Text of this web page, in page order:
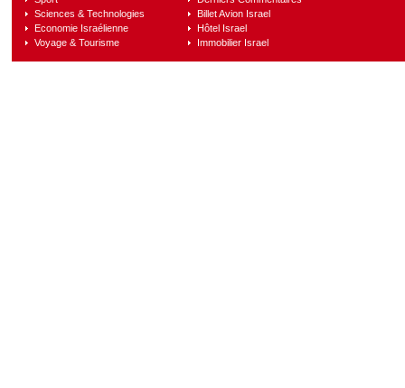
Sciences & Technologies
Economie Israélienne
Voyage & Tourisme
Billet Avion Israel
Hôtel Israel
Immobilier Israel